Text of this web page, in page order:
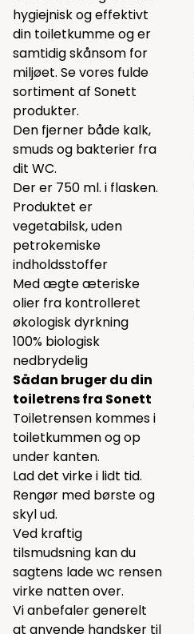
hygiejnisk og effektivt
din toiletkumme og er
samtidig skånsom for
miljøet. Se vores fulde
sortiment af Sonett
produkter.
Den fjerner både kalk,
smuds og bakterier fra
dit WC.
Der er 750 ml. i flasken.
Produktet er
vegetabilsk, uden
petrokemiske
indholdsstoffer
Med ægte æteriske
olier fra kontrolleret
økologisk dyrkning
100% biologisk
nedbrydelig
Sådan bruger du din
toiletrens fra Sonett
Toiletrensen kommes i
toiletkummen og op
under kanten.
Lad det virke i lidt tid.
Rengør med børste og
skyl ud.
Ved kraftig
tilsmudsning kan du
sagtens lade wc rensen
virke natten over.
Vi anbefaler generelt
at anvende handsker til